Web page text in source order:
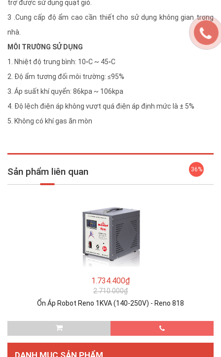
trợ được sử dụng quạt gió.
3 .Cung cấp độ ẩm cao cần thiết cho sử dụng không gian trong
nhà.
MÔI TRƯỜNG SỬ DỤNG
1. Nhiệt độ trung bình: 10◦C ~ 45◦C
2. Độ ẩm tương đối môi trường: ≤95%
3. Áp suất khí quyển: 86kpa ~ 106kpa
4. Độ lệch điện áp không vượt quá điện áp định mức là ± 5%
5. Không có khí gas ăn mòn
Sản phẩm liên quan
1.734.400₫
2.710.000₫
Ổn Áp Robot Reno 1KVA (140-250V) - Reno 818
36%
DANH MỤC SẢN PHẨM